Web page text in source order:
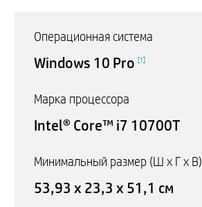
Операционная система
Windows 10 Pro [1]
Марка процессора
Intel® Core™ i7 10700T
Минимальный размер (Ш x Г x В)
53,93 x 23,3 x 51,1 см